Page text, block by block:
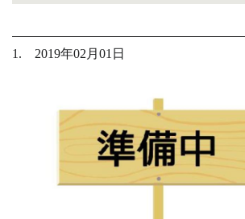
1. 2019年02月01日